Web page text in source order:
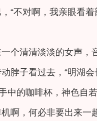
“不对啊，我亲眼看
个清清淡淡的女声，
脖子看过去，“明湖会
中的咖啡杯，神色自
啊，何必非要出来一